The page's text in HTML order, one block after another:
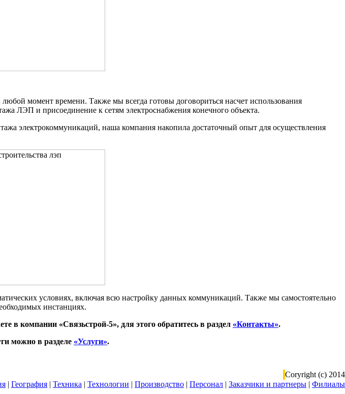
момент времени. Также мы всегда готовы договориться насчет использования
ЛЭП и присоединение к сетям электроснабжения конечного объекта.
электрокоммуникаций, наша компания накопила достаточный опыт для осуществления
условиях, включая всю настройку данных коммуникаций. Также мы самостоятельно
инстанциях.
в компании «Связьстрой-5», для этого обратитесь в раздел «Контакты».
можно в разделе «Услуги».
Coryright (c) 2014
| География | Техника | Технологии | Производство | Персонал | Заказчики и партнеры | Филиалы